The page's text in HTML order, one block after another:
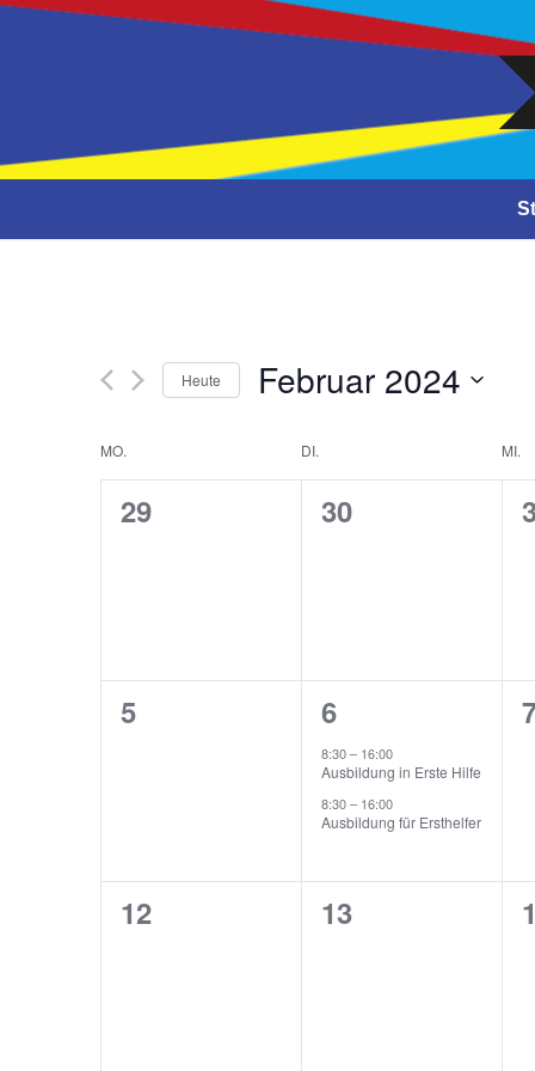
Heute Februar 2024
auswählen
Kalender
von
Veranstaltungen
MO. DI. MI.
0
29
0
30
0
0
Veranstaltungen,
5
2
Veranstaltungen,
6
8:30– 16:00
Ausbildung in Erste Hilfe
8:30– 16:00
Ausbildung für Ersthelfer
0
0
12
0
13
0
Close